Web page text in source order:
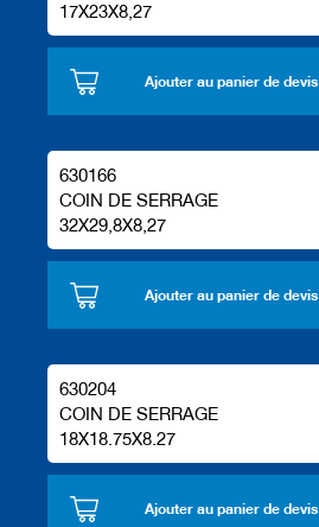
17X23X8,27
Ajouter au panier de devis
630166
COIN DE SERRAGE
32X29,8X8,27
Ajouter au panier de devis
630204
COIN DE SERRAGE
18X18.75X8.27
Ajouter au panier de devis